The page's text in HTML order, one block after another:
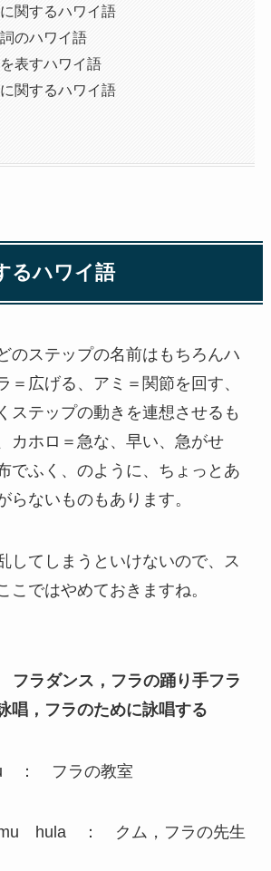
関するハワイ語
のハワイ語
表すハワイ語
関するハワイ語
るハワイ語
のステップの名前はもちろんハ
＝広げる、アミ＝関節を回す、
ステップの動きを連想させるも
カホロ＝急な、早い、急がせ
でふく、のように、ちょっとあ
らないものもあります。
してしまうといけないので、ス
こではやめておきますね。
ダンス，フラの踊り手フラ
唱，フラのために詠唱する
： フラの教室
hula ： クム，フラの先生